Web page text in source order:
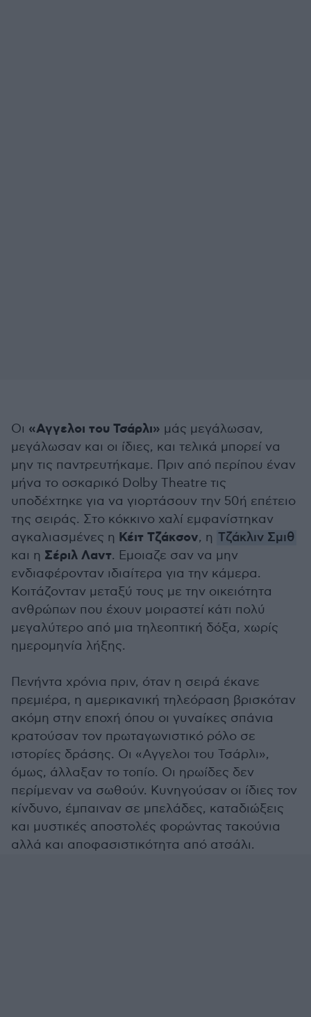
Οι «Αγγελοι του Τσάρλι» μάς μεγάλωσαν,
μεγάλωσαν και οι ίδιες, και τελικά μπορεί να
μην τις παντρευτήκαμε. Πριν από περίπου έναν
μήνα το οσκαρικό Dolby Theatre τις
υποδέχτηκε για να γιορτάσουν την 50ή επέτειο
της σειράς. Στο κόκκινο χαλί εμφανίστηκαν
αγκαλιασμένες η Κέιτ Τζάκσον, η Τζάκλιν Σμιθ
και η Σέριλ Λαντ. Εμοιαζε σαν να μην
ενδιαφέρονταν ιδιαίτερα για την κάμερα.
Κοιτάζονταν μεταξύ τους με την οικειότητα
ανθρώπων που έχουν μοιραστεί κάτι πολύ
μεγαλύτερο από μια τηλεοπτική δόξα, χωρίς
ημερομηνία λήξης.
Πενήντα χρόνια πριν, όταν η σειρά έκανε
πρεμιέρα, η αμερικανική τηλεόραση βρισκόταν
ακόμη στην εποχή όπου οι γυναίκες σπάνια
κρατούσαν τον πρωταγωνιστικό ρόλο σε
ιστορίες δράσης. Οι «Αγγελοι του Τσάρλι»,
όμως, άλλαξαν το τοπίο. Οι ηρωίδες δεν
περίμεναν να σωθούν. Κυνηγούσαν οι ίδιες τον
κίνδυνο, έμπαιναν σε μπελάδες, καταδιώξεις
και μυστικές αποστολές φορώντας τακούνια
αλλά και αποφασιστικότητα από ατσάλι.